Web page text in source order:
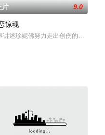
虑的女孩子可
失踪案的警探沃格尔（托尼·塞尔
each have a look
片 9.0
惊魂
讲述珍妮佛努力走出创伤的同时，